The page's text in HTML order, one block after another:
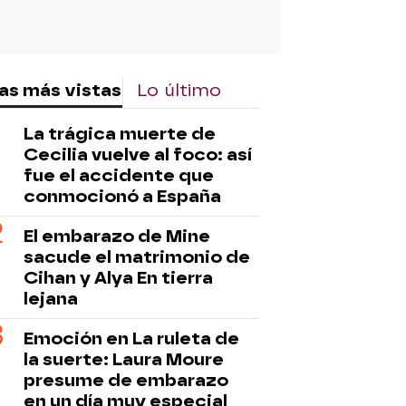
más vistas Lo último
La trágica muerte de
Cecilia vuelve al foco: así
fue el accidente que
conmocionó a España
El embarazo de Mine
sacude el matrimonio de
Cihan y Alya En tierra
lejana
Emoción en La ruleta de
la suerte: Laura Moure
presume de embarazo
en un día muy especial